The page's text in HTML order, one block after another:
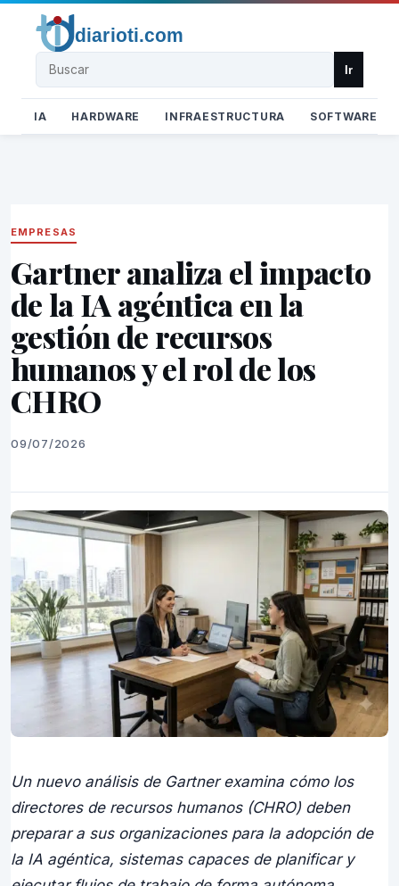
Buscar Ir
IA HARDWARE INFRAESTRUCTURA SOFTWARE
EMPRESAS
Gartner analiza el impacto
de la IA agéntica en la
gestión de recursos
humanos y el rol de los
CHRO
09/07/2026
Un nuevo análisis de Gartner examina cómo los
directores de recursos humanos (CHRO) deben
preparar a sus organizaciones para la adopción de
la IA agéntica, sistemas capaces de planificar y